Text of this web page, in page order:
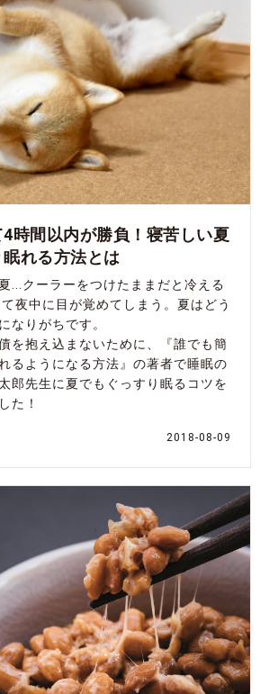
時間以内が勝負！寝苦しい夏
れる方法とは
...クーラーをつけたままだと冷える
夜中に目が覚めてしまう。夏はどう
なりがちです。
を抱え込まないために、『誰でも簡
るようになる方法』の著者で睡眠の
郎先生に夏でもぐっすり眠るコツを
た！
2018-08-09